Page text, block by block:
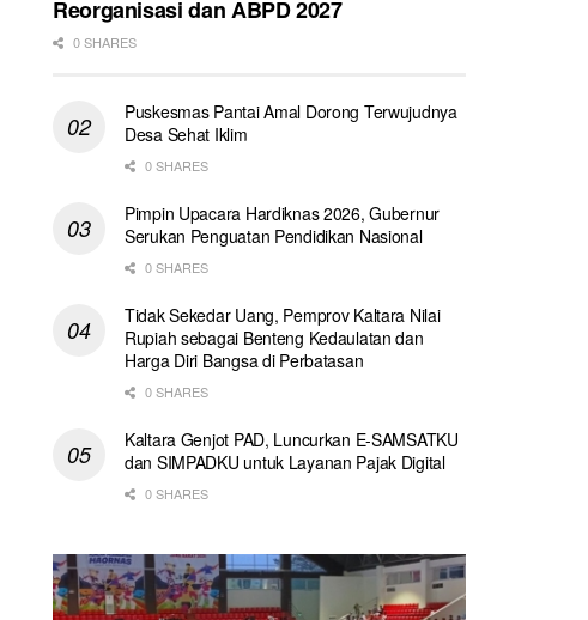
Reorganisasi dan ABPD 2027
0 SHARES
Puskesmas Pantai Amal Dorong Terwujudnya
Desa Sehat Iklim
0 SHARES
Pimpin Upacara Hardiknas 2026, Gubernur
Serukan Penguatan Pendidikan Nasional
0 SHARES
Tidak Sekedar Uang, Pemprov Kaltara Nilai
Rupiah sebagai Benteng Kedaulatan dan
Harga Diri Bangsa di Perbatasan
0 SHARES
Kaltara Genjot PAD, Luncurkan E-SAMSATKU
dan SIMPADKU untuk Layanan Pajak Digital
0 SHARES